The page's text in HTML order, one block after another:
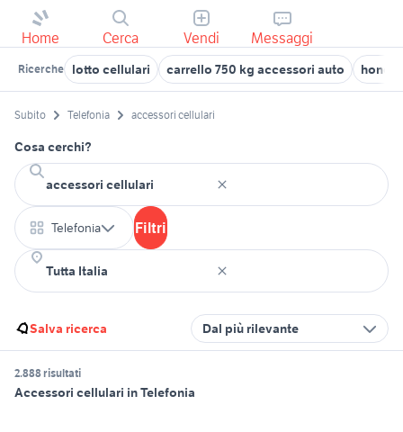
Home Cerca Vendi Messaggi
Ricerche lotto cellulari carrello 750 kg accessori auto honda
Subito Telefonia accessori cellulari
Cosa cerchi?
Telefonia Filtri
Salva ricerca Dal più rilevante
2.888 risultati
Accessori cellulari in Telefonia